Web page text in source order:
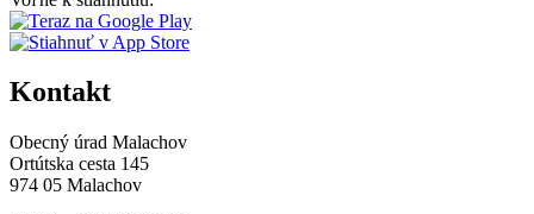
Kontakt
Obecný úrad Malachov
Ortútska cesta 145
974 05 Malachov